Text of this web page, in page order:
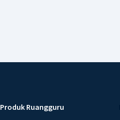
Produk Ruangguru